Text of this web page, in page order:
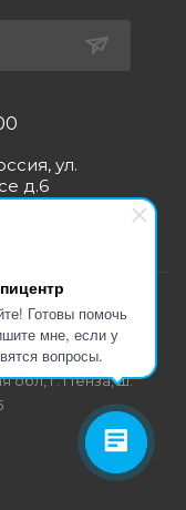
Готовы помочь
мне, если у
вопросы.
ул.
д.6
ИНН 5835103358
обл, г. Пенза, ш.